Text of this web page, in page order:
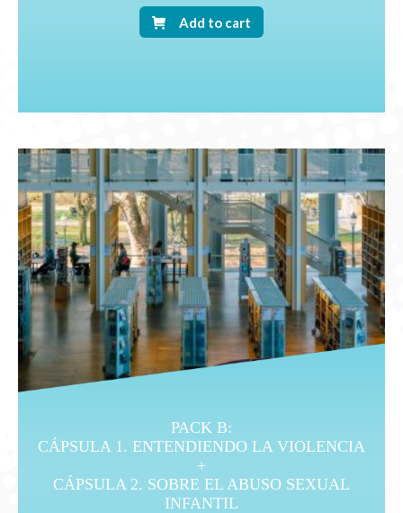
Add to cart
PACK B:
CÁPSULA 1. ENTENDIENDO LA VIOLENCIA
+
CÁPSULA 2. SOBRE EL ABUSO SEXUAL
INFANTIL